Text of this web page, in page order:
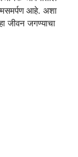
आहे. अशा
जीवन जगण्याचा